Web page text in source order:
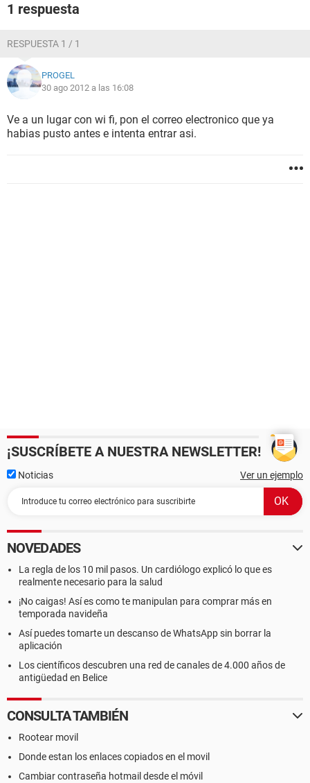
1 respuesta
RESPUESTA 1 / 1
PROGEL
30 ago 2012 a las 16:08
Ve a un lugar con wi fi, pon el correo electronico que ya
habias pusto antes e intenta entrar asi.
¡SUSCRÍBETE A NUESTRA NEWSLETTER!
Noticias Ver un ejemplo
NOVEDADES
La regla de los 10 mil pasos. Un cardiólogo explicó lo que es
realmente necesario para la salud
¡No caigas! Así es como te manipulan para comprar más en
temporada navideña
Así puedes tomarte un descanso de WhatsApp sin borrar la
aplicación
Los científicos descubren una red de canales de 4.000 años de
antigüedad en Belice
CONSULTA TAMBIÉN
Rootear movil
Donde estan los enlaces copiados en el movil
Cambiar contraseña hotmail desde el móvil